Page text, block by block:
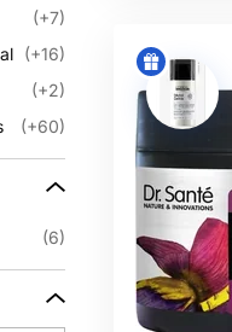
sa neopierajte iba o
spolupracujú
orientačne odhadnúť
proteíny môžu na
pôsobiť tuhšie. Oleje
vlasoch veľmi
MASKA
+7
+16
+2
+60
6